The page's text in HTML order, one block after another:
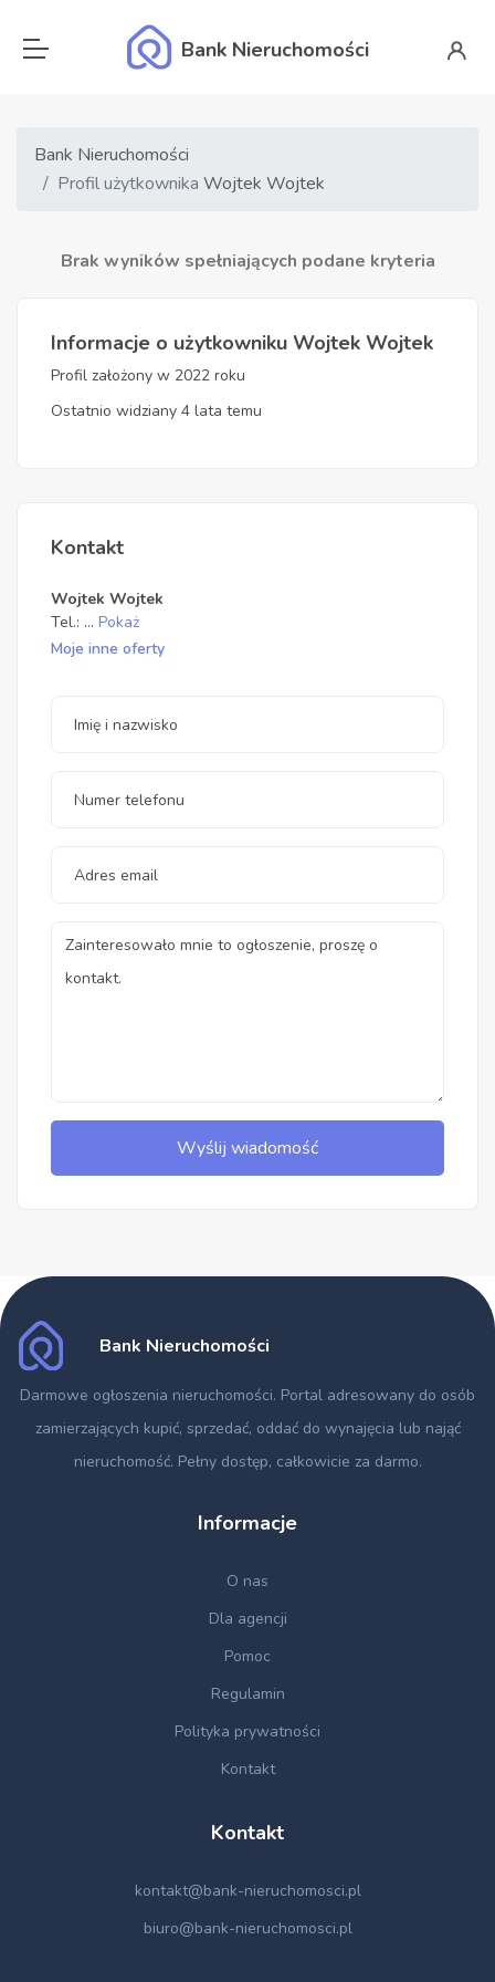
Bank Nieruchomości
Bank Nieruchomości
Profil użytkownika Wojtek Wojtek
Brak wyników spełniających podane kryteria
Informacje o użytkowniku Wojtek Wojtek
Profil założony w 2022 roku
Ostatnio widziany 4 lata temu
Kontakt
Wojtek Wojtek
Tel.: ... Pokaż
Moje inne oferty
Wyślij wiadomość
Bank Nieruchomości
Darmowe ogłoszenia nieruchomości. Portal adresowany do osób
zamierzających kupić, sprzedać, oddać do wynajęcia lub nająć
nieruchomość. Pełny dostęp, całkowicie za darmo.
Informacje
O nas
Dla agencji
Pomoc
Regulamin
Polityka prywatności
Kontakt
Kontakt
kontakt@bank-nieruchomosci.pl
biuro@bank-nieruchomosci.pl